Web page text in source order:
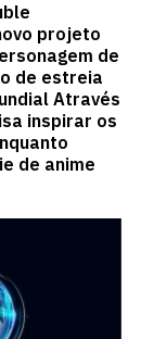
projeto
de
de estreia
Através
inspirar os
de anime